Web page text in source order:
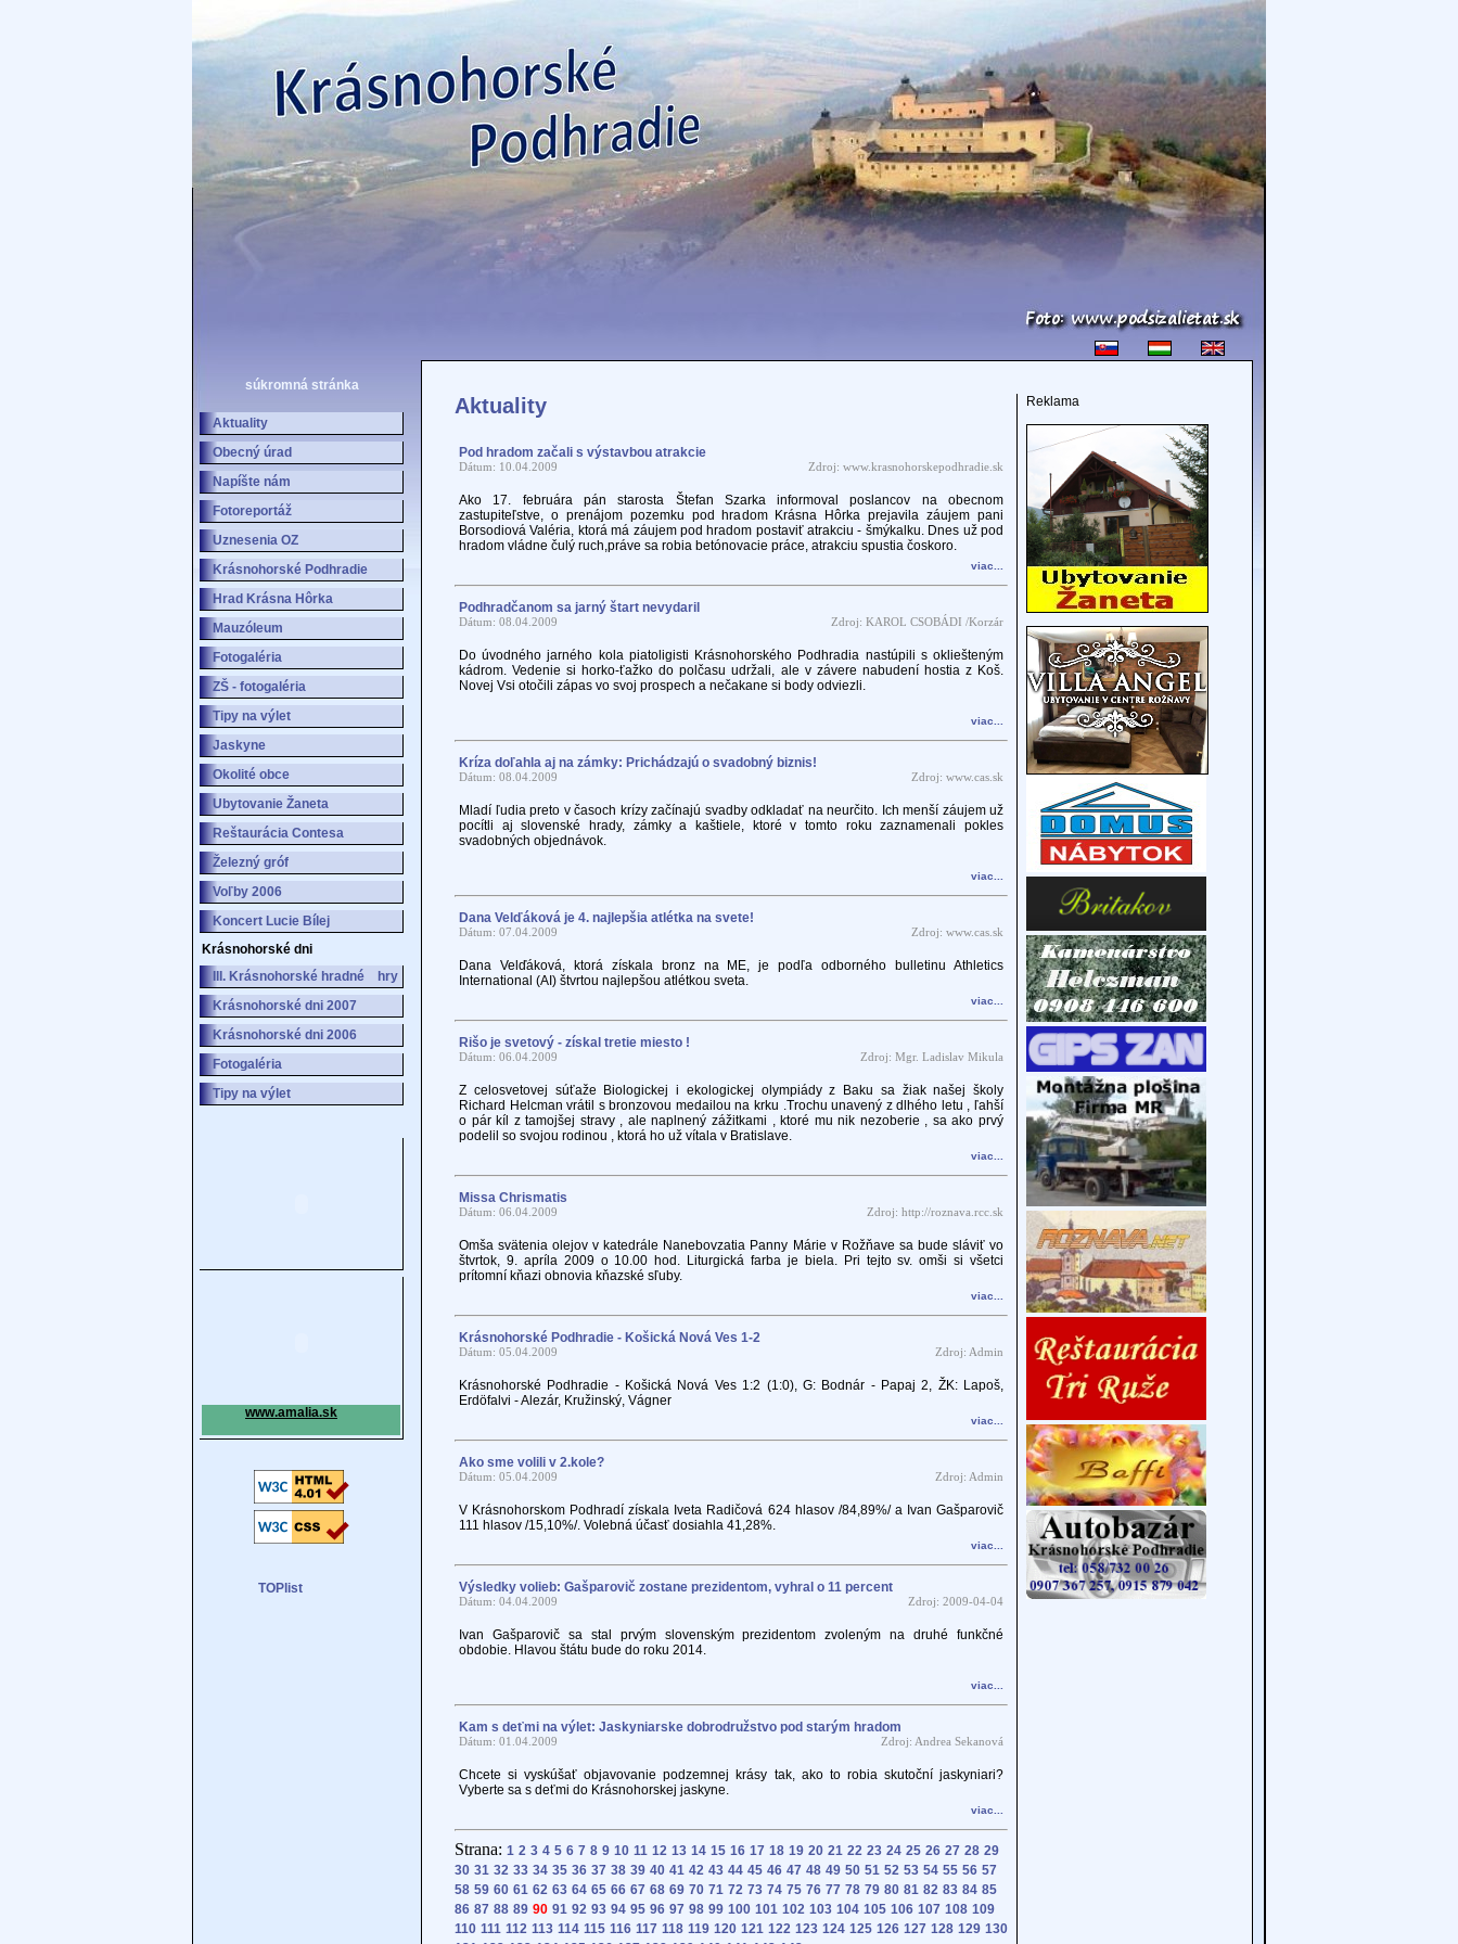
súkromná stránka
Aktuality
Obecný úrad
Napíšte nám
Fotoreportáž
Uznesenia OZ
Krásnohorské Podhradie
Hrad Krásna Hôrka
Mauzóleum
Fotogaléria
ZŠ - fotogaléria
Tipy na výlet
Jaskyne
Okolité obce
Ubytovanie Žaneta
Reštaurácia Contesa
Železný gróf
Voľby 2006
Koncert Lucie Bílej
Krásnohorské dni
III. Krásnohorské hradné hry
Krásnohorské dni 2007
Krásnohorské dni 2006
Fotogaléria
Tipy na výlet
www.amalia.sk
Aktuality
Pod hradom začali s výstavbou atrakcie
Dátum: 10.04.2009 Zdroj: www.krasnohorskepodhradie.sk
Ako 17. februára pán starosta Štefan Szarka informoval poslancov na obecnom
zastupiteľstve, o prenájom pozemku pod hradom Krásna Hôrka prejavila záujem pani
Borsodiová Valéria, ktorá má záujem pod hradom postaviť atrakciu - šmýkalku. Dnes už pod
hradom vládne čulý ruch,práve sa robia betónovacie práce, atrakciu spustia čoskoro.
viac...
Podhradčanom sa jarný štart nevydaril
Dátum: 08.04.2009 Zdroj: KAROL CSOBÁDI /Korzár
Do úvodného jarného kola piatoligisti Krásnohorského Podhradia nastúpili s okliešteným
kádrom. Vedenie si horko-ťažko do polčasu udržali, ale v závere nabudení hostia z Koš.
Novej Vsi otočili zápas vo svoj prospech a nečakane si body odviezli.
viac...
Kríza doľahla aj na zámky: Prichádzajú o svadobný biznis!
Dátum: 08.04.2009 Zdroj: www.cas.sk
Mladí ľudia preto v časoch krízy začínajú svadby odkladať na neurčito. Ich menší záujem už
pocítli aj slovenské hrady, zámky a kaštiele, ktoré v tomto roku zaznamenali pokles
svadobných objednávok.
viac...
Dana Velďáková je 4. najlepšia atlétka na svete!
Dátum: 07.04.2009 Zdroj: www.cas.sk
Dana Velďáková, ktorá získala bronz na ME, je podľa odborného bulletinu Athletics
International (AI) štvrtou najlepšou atlétkou sveta.
viac...
Rišo je svetový - získal tretie miesto !
Dátum: 06.04.2009 Zdroj: Mgr. Ladislav Mikula
Z celosvetovej súťaže Biologickej i ekologickej olympiády z Baku sa žiak našej školy
Richard Helcman vrátil s bronzovou medailou na krku .Trochu unavený z dlhého letu , ľahší
o pár kíl z tamojšej stravy , ale naplnený zážitkami , ktoré mu nik nezoberie , sa ako prvý
podelil so svojou rodinou , ktorá ho už vítala v Bratislave.
viac...
Missa Chrismatis
Dátum: 06.04.2009 Zdroj: http://roznava.rcc.sk
Omša svätenia olejov v katedrále Nanebovzatia Panny Márie v Rožňave sa bude sláviť vo
štvrtok, 9. apríla 2009 o 10.00 hod. Liturgická farba je biela. Pri tejto sv. omši si všetci
prítomní kňazi obnovia kňazské sľuby.
viac...
Krásnohorské Podhradie - Košická Nová Ves 1-2
Dátum: 05.04.2009 Zdroj: Admin
Krásnohorské Podhradie - Košická Nová Ves 1:2 (1:0), G: Bodnár - Papaj 2, ŽK: Lapoš,
Erdöfalvi - Alezár, Kružinský, Vágner
viac...
Ako sme volili v 2.kole?
Dátum: 05.04.2009 Zdroj: Admin
V Krásnohorskom Podhradí získala Iveta Radičová 624 hlasov /84,89%/ a Ivan Gašparovič
111 hlasov /15,10%/. Volebná účasť dosiahla 41,28%.
viac...
Výsledky volieb: Gašparovič zostane prezidentom, vyhral o 11 percent
Dátum: 04.04.2009 Zdroj: 2009-04-04
Ivan Gašparovič sa stal prvým slovenským prezidentom zvoleným na druhé funkčné
obdobie. Hlavou štátu bude do roku 2014.
viac...
Kam s deťmi na výlet: Jaskyniarske dobrodružstvo pod starým hradom
Dátum: 01.04.2009 Zdroj: Andrea Sekanová
Chcete si vyskúšať objavovanie podzemnej krásy tak, ako to robia skutoční jaskyniari?
Vyberte sa s deťmi do Krásnohorskej jaskyne.
viac...
Strana: 1 2 3 4 5 6 7 8 9 10 11 12 13 14 15 16 17 18 19 20 21 22 23 24 25 26 27 28 29
30 31 32 33 34 35 36 37 38 39 40 41 42 43 44 45 46 47 48 49 50 51 52 53 54 55 56 57
58 59 60 61 62 63 64 65 66 67 68 69 70 71 72 73 74 75 76 77 78 79 80 81 82 83 84 85
86 87 88 89 90 91 92 93 94 95 96 97 98 99 100 101 102 103 104 105 106 107 108 109
110 111 112 113 114 115 116 117 118 119 120 121 122 123 124 125 126 127 128 129 130
Reklama